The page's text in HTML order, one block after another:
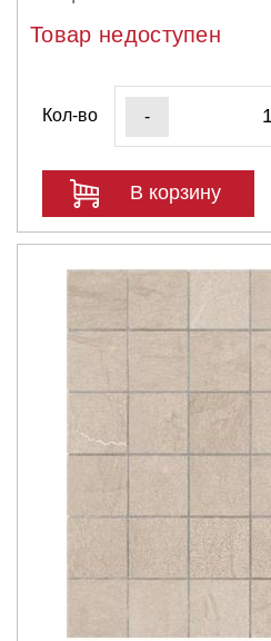
Товар недоступен
Кол-во -
В корзину